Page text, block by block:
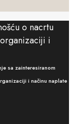
sa zainteresiranom
i načinu naplate